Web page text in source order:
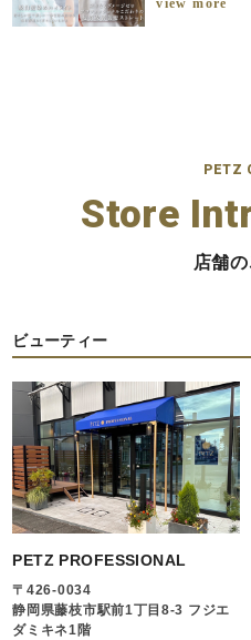
view more
PETZ
Store
店舗
ビューティー
PETZ PROFESSIONAL
〒426-0034
静岡県藤枝市駅前1丁目8-3 フジエ
ダミキネ1階